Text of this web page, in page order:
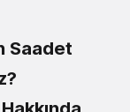
Saadet